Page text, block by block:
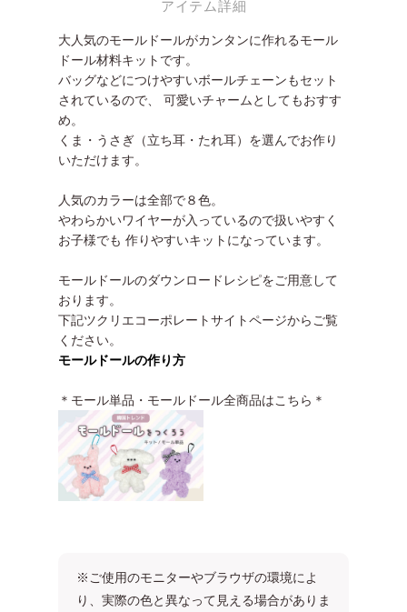
アイテム詳細
大人気のモールドールがカンタンに作れるモール
ドール材料キットです。
バッグなどにつけやすいボールチェーンもセット
されているので、 可愛いチャームとしてもおすす
め。
くま・うさぎ（立ち耳・たれ耳）を選んでお作り
いただけます。
人気のカラーは全部で８色。
やわらかいワイヤーが入っているので扱いやすく
お子様でも 作りやすいキットになっています。
モールドールのダウンロードレシピをご用意して
おります。
下記ツクリエコーポレートサイトページからご覧
ください。
モールドールの作り方
＊モール単品・モールドール全商品はこちら＊
※ご使用のモニターやブラウザの環境によ
り、実際の色と異なって見える場合がありま